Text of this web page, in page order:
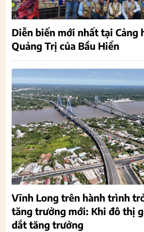
Diễn biến mới nhất tại Cảng
Quảng Trị của Bầu Hiển
Vĩnh Long trên hành trình
tăng trưởng mới: Khi đô thị
dắt tăng trưởng